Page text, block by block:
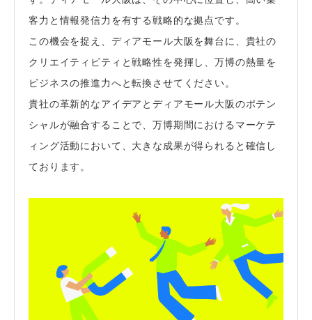
客力と情報発信力を有する戦略的な拠点です。
この機会を捉え、ディアモール大阪を舞台に、貴社の
クリエイティビティと戦略性を発揮し、万博の熱量を
ビジネスの推進力へと転換させてください。
貴社の革新的なアイデアとディアモール大阪のポテン
シャルが融合することで、万博期間におけるマーケテ
ィング活動において、大きな成果が得られると確信し
ております。